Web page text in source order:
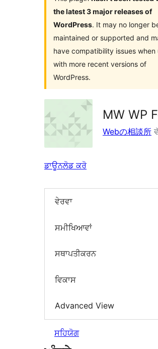
the latest 3 major releases of
WordPress. It may no longer
maintained or supported and
have compatibility issues when
with more recent versions of
WordPress.
MW WP
Webの相談所
ਡਾਊਨਲੋਡ ਕਰੋ
ਵੇਰਵਾ
ਸਮੀਖਿਆਵਾਂ
ਸਥਾਪਤੀਕਰਨ
ਵਿਕਾਸ
Advanced View
ਸਹਿਯੋਗ